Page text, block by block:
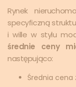
Rynek
specyficzną
i wille w stylu
średnie ceny
następująco:
Średnia cena